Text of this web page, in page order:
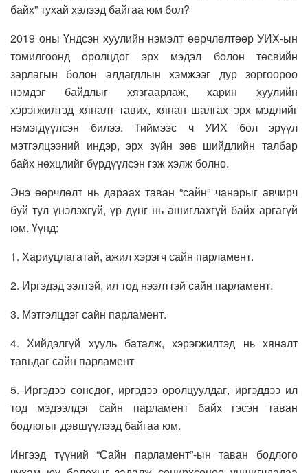
байх” тухай хэлээд байгаа юм бол?
2019 оны Үндсэн хуулийн нэмэлт өөрчлөлтөөр УИХ-ын
томилгоонд оролцдог эрх мэдэл болон төсвийн
зарлагын болон алдагдлын хэмжээг дур зоргоороо
нэмдэг байдлыг хязгаарлаж, харин хуулийн
хэрэгжилтэд хяналт тавих, хянан шалгах эрх мэдлийг
нэмэгдүүлсэн билээ. Тиймээс ч УИХ бол эрүүл
мэтгэлцээний индэр, эрх зүйн зөв шийдлийн талбар
байх нөхцлийг бүрдүүлсэн гэж хэлж болно.
Энэ өөрчлөлт нь дараах таван “сайн” чанарыг авчирч
буй тул үнэлэхгүй, үр дүнг нь ашиглахгүй байх аргагүй
юм. Үүнд:
1. Хариуцлагатай, ажил хэрэгч сайн парламент.
2. Иргэдэд ээлтэй, ил тод нээлттэй сайн парламент.
3. Мэтгэлцдэг сайн парламент.
4. Хийдэлгүй хууль баталж, хэрэгжилтэд нь хяналт
тавьдаг сайн парламент
5. Иргэдээ сонсдог, иргэдээ оролцуулдаг, иргэддээ ил
тод мэдээлдэг сайн парламент байх гэсэн таван
бодлогыг дэвшүүлээд байгаа юм.
Ингээд түүний “Сайн парламент”-ын таван бодлого